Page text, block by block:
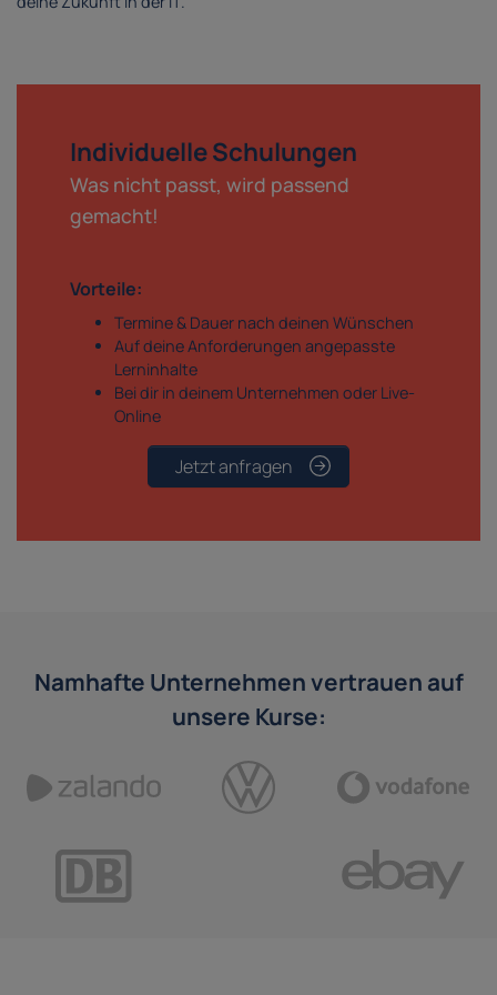
Individuelle Schulungen
Was nicht passt, wird passend
gemacht!
Vorteile:
Termine & Dauer nach deinen Wünschen
Auf deine Anforderungen angepasste
Lerninhalte
Bei dir in deinem Unternehmen oder Live-
Online
Jetzt anfragen
Namhafte Unternehmen vertrauen auf
unsere Kurse: